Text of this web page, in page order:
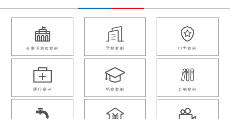
企事业单位案例 学校案例 电力案例
医疗案例 档案案例 金融案例